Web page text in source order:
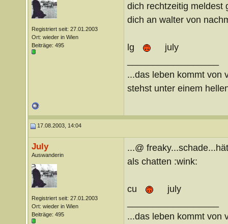
Registriert seit: 27.01.2003
Ort: wieder in Wien
Beiträge: 495
dich rechtzeitig meldest
dich an walter von
lg
july
...das leben kommt von
stehst unter einem
17.08.2003, 14:04
July
Auswanderin
Registriert seit: 27.01.2003
Ort: wieder in Wien
Beiträge: 495
...@
als chatten :wink:
cu
july
...das leben kommt von